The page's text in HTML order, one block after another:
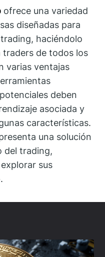
ofrece una variedad
diseñadas para
haciéndolo
de todos los
varias ventajas
deben
asociada y
características.
una solución
del trading,
sus